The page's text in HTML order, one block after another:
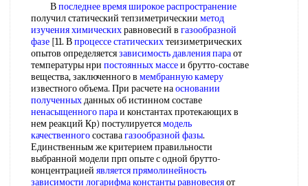
Впоследнее времяширокое распространение
получил статический тепзиметрическии метод
изучения химическихравновесий в газообразной
фазе [11. Впроцессе статическихтеизиметрических
опытов определяетсязависимость давления параот
температуры нри постоянных массеи брутто-составе
вещества, заключенного в мембранную камеру
известного объема. При расчете наосновании
полученныхданных об истинном составе
ненасыщенного параи константах протекающих в
нем реакций Кр) постулируетсямодель
качественногосоставагазообразной фазы.
Единственным же критерием правильности
выбранной модели прп опыте с одной брутто-
концентрацией является прямолинейность
зависимости логарифмаконстанты равновесияот